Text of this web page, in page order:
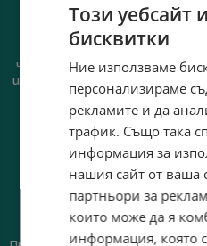
При нас говориш с реален
човек, не с чатбот, когато
имаш нужда от консултация
или справяне с проблем.
Този уебсайт
бисквитки
Ние използваме
персонализираме
рекламите и да
трафик. Също така
информация за
нашия сайт от ваша
партньори за
които може да я
информация, която